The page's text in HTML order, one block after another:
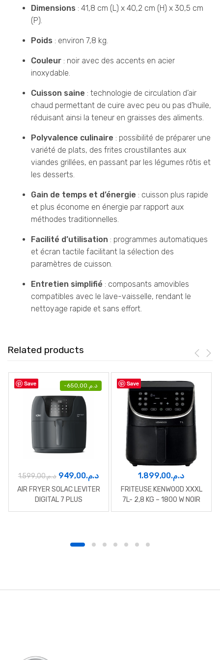
Dimensions : 41,8 cm (L) x 40,2 cm (H) x 30,5 cm
(P).
Poids : environ 7,8 kg.
Couleur : noir avec des accents en acier
inoxydable.
Cuisson saine : technologie de circulation d’air
chaud permettant de cuire avec peu ou pas d’huile,
réduisant ainsi la teneur en graisses des aliments.
Polyvalence culinaire : possibilité de préparer une
variété de plats, des frites croustillantes aux
viandes grillées, en passant par les légumes rôtis et
les desserts.
Gain de temps et d’énergie : cuisson plus rapide
et plus économe en énergie par rapport aux
méthodes traditionnelles.
Facilité d’utilisation : programmes automatiques
et écran tactile facilitant la sélection des
paramètres de cuisson.
Entretien simplifié : composants amovibles
compatibles avec le lave-vaisselle, rendant le
nettoyage rapide et sans effort.
Related products
Save - د.م.650,00
د.م.1.599,00
Le
prix
initial
était :
د.م.949,00
prix
actuel
est :
AIR FRYER SOLAC LEVITER
DIGITAL 7 PLUS
Save
د.م.1.899,00
FRITEUSE KENWOOD XXXL
7L- 2,8 KG – 1800 W NOIR